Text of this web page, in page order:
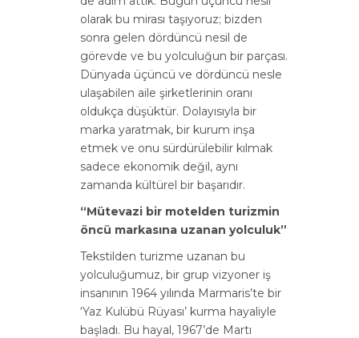
olarak bu mirası taşıyoruz; bizden
sonra gelen dördüncü nesil de
görevde ve bu yolculuğun bir parçası.
Dünyada üçüncü ve dördüncü nesle
ulaşabilen aile şirketlerinin oranı
oldukça düşüktür. Dolayısıyla bir
marka yaratmak, bir kurum inşa
etmek ve onu sürdürülebilir kılmak
sadece ekonomik değil, aynı
zamanda kültürel bir başarıdır.
“Mütevazi bir motelden turizmin
öncü markasına uzanan yolculuk”
Tekstilden turizme uzanan bu
yolculuğumuz, bir grup vizyoner iş
insanının 1964 yılında Marmaris’te bir
‘Yaz Kulübü Rüyası’ kurma hayaliyle
başladı. Bu hayal, 1967’de Martı